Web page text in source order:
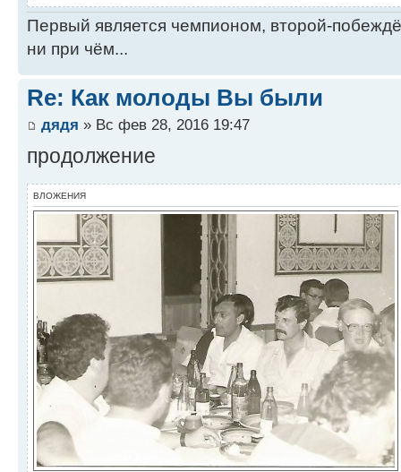
Первый является чемпионом, второй-
ни при чём...
Re: Как молоды Вы были
дядя » Вс фев 28, 2016 19:47
продолжение
ВЛОЖЕНИЯ